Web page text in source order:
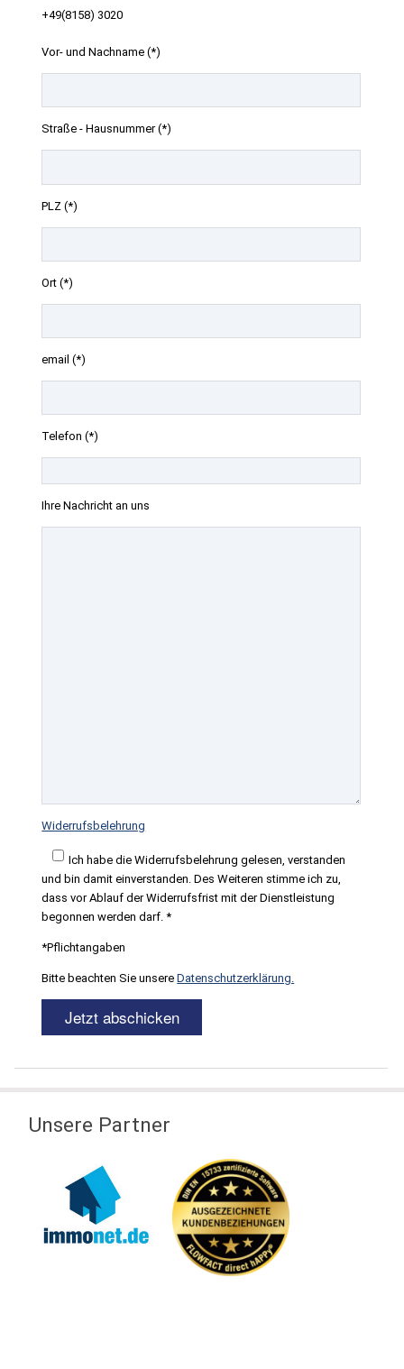
+49(8158) 3020
Vor- und Nachname (*)
Straße - Hausnummer (*)
PLZ (*)
Ort (*)
email (*)
Telefon (*)
Ihre Nachricht an uns
Widerrufsbelehrung
Ich habe die Widerrufsbelehrung gelesen, verstanden
und bin damit einverstanden. Des Weiteren stimme ich zu,
dass vor Ablauf der Widerrufsfrist mit der Dienstleistung
begonnen werden darf. *
*Pflichtangaben
Bitte beachten Sie unsereDatenschutzerklärung.
Unsere Partner